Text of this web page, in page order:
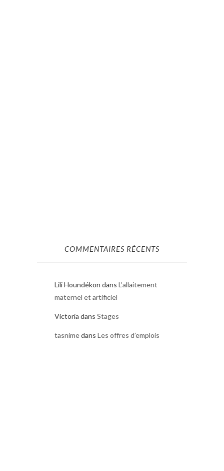
COMMENTAIRES RÉCENTS
Lili Houndékon dans L’allaitement
maternel et artificiel
Victoria dans Stages
tasnimedans Les offres d’emplois